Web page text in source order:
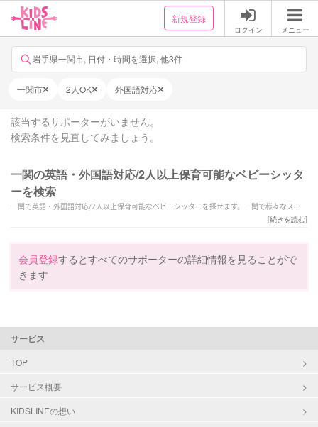
新規登録
ログイン メニュー
岩手県一関市, 日付・時間を選択, 他3件
一関市 2人OK 外国語対応
該当するサポーターがいません。
検索条件を見直してみましょう。
一関の英語・外国語対応/2人以上保育可能なベビーシッタ
ーを検索
一関で英語・外国語対応/2人以上保育可能なベビーシッターを探せます。一関で様々なスキ
ルを持ったサポーターの中から、ご予算や依頼内容に合わせて選んでいただけます。
[続きを読む]
会員登録するとすべてのサポーターの詳細情報を見ることがで
きます
サービス
TOP
サービス概要
KIDSLINEの想い